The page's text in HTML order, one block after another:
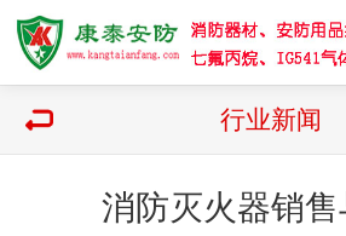
行业新闻
消防灭火器销